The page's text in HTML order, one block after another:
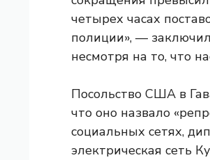
четырех часах
полиции», — заключил
несмотря на то, что
Посольство США в
что оно назвало
социальных сетях,
электрическая сеть